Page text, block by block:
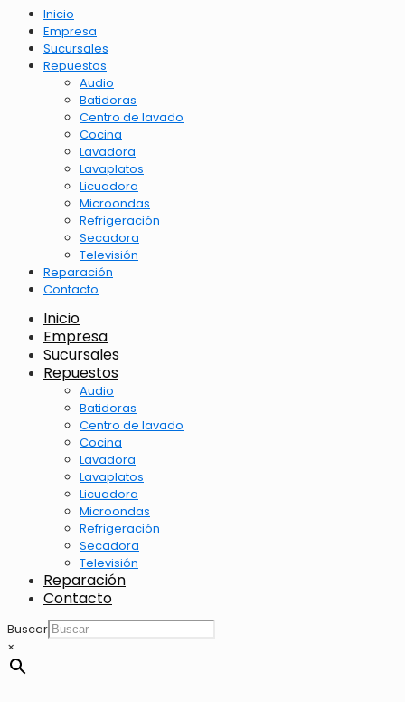
Inicio
Empresa
Sucursales
Repuestos
Audio
Batidoras
Centro de lavado
Cocina
Lavadora
Lavaplatos
Licuadora
Microondas
Refrigeración
Secadora
Televisión
Reparación
Contacto
Inicio
Empresa
Sucursales
Repuestos
Audio
Batidoras
Centro de lavado
Cocina
Lavadora
Lavaplatos
Licuadora
Microondas
Refrigeración
Secadora
Televisión
Reparación
Contacto
Buscar
×